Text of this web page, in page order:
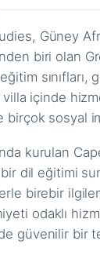
Güney
biri olan
içinde
birçok sosyal
kurulan
dil eğitimi
birebir
odaklı
güvenilir bir